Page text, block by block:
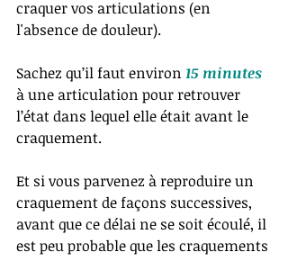
craquer vos articulations (en
l'absence de douleur).
Sachez qu’il faut environ 15 minutes
à une articulation pour retrouver
l’état dans lequel elle était avant le
craquement.
Et si vous parvenez à reproduire un
craquement de façons successives,
avant que ce délai ne se soit écoulé, il
est peu probable que les craquements